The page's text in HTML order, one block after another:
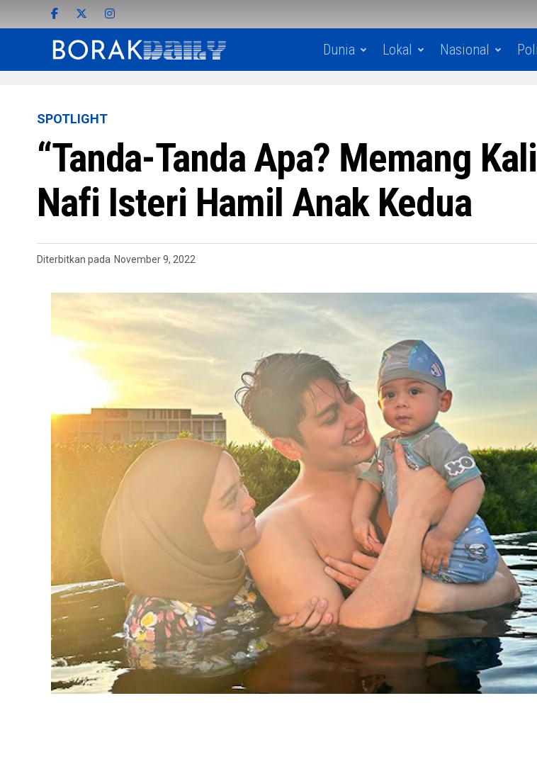
Dunia Lokal Nasional
SPOTLIGHT
“Tanda-Tanda Apa? Memang
Nafi Isteri Hamil Anak Kedua
Diterbitkan pada November 9, 2022